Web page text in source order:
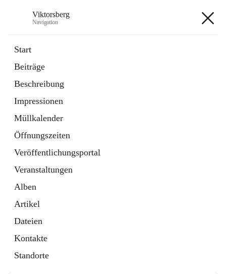
Viktorsberg
Navigation
Start
Beiträge
Beschreibung
Impressionen
Müllkalender
Öffnungszeiten
Veröffentlichungsportal
Veranstaltungen
Alben
Artikel
Dateien
Kontakte
Standorte
1 Schnellzugriff
Bürgerservice
10 Schnellzugriffe